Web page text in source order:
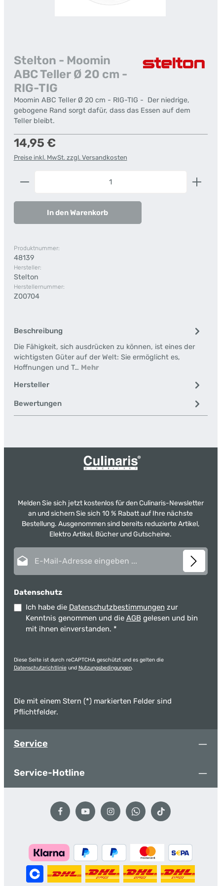
Stelton - Moomin
ABC Teller Ø 20 cm -
RIG-TIG
Moomin ABC Teller Ø 20 cm - RIG-TIG - Der niedrige,
gebogene Rand sorgt dafür, dass das Essen auf dem
Teller bleibt.
Regulärer Preis:
14,95 €
Preise inkl. MwSt. zzgl. Versandkosten
Produkt Anzahl: Gib den gewünschten Wert ein
In den Warenkorb
Produktnummer:
48139
Hersteller:
Stelton
Herstellernummer:
Z00704
Beschreibung
Die Fähigkeit, sich ausdrücken zu können, ist eines der
wichtigsten Güter auf der Welt: Sie ermöglicht es,
Hoffnungen und T… Mehr
Hersteller
Bewertungen
Melden Sie sich jetzt kostenlos für den Culinaris-Newsletter
an und sichern Sie sich 10 % Rabatt auf Ihre nächste
Bestellung. Ausgenommen sind bereits reduzierte Artikel,
Elektro Artikel, Bücher und Gutscheine.
Datenschutz
Ich habe die Datenschutzbestimmungen zur
Kenntnis genommen und die AGB gelesen und bin
mit ihnen einverstanden. *
Diese Seite ist durch reCAPTCHA geschützt und es gelten die
Datenschutzrichtlinieund Nutzungsbedingungen.
Die mit einem Stern (*) markierten Felder sind
Pflichtfelder.
Service
Service-Hotline